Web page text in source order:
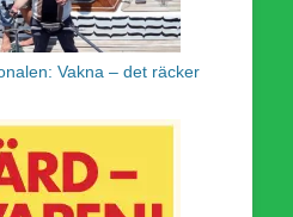
Vakna – det räcker